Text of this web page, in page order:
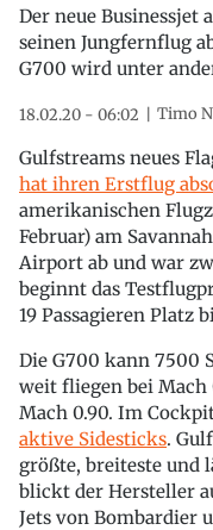
Der neue Businessjet
seinen Jungfernflug
G700 wird unter
18.02.20 - 06:02 Timo
Gulfstreams neues
hat ihren Erstflug
amerikanischen
Februar) am
Airport ab und war
beginnt das
19 Passagieren Platz
Die G700 kann 7500
weit fliegen bei Mach
Mach 0.90. Im
aktive Sidesticks.
größte, breiteste und
blickt der Hersteller
Jets von Bombardier